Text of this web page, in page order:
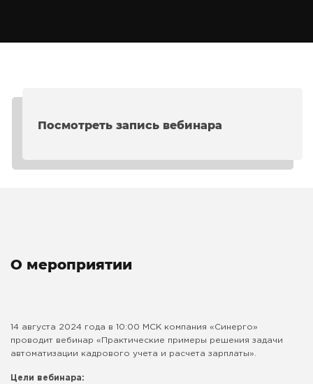
Посмотреть запись вебинара
О мероприятии
14 августа 2024 года в 10:00 МСК компания «Синерго»
проводит вебинар «Практические примеры решения задачи
автоматизации кадрового учета и расчета зарплаты».
Цели вебинара: